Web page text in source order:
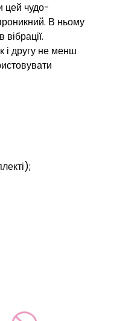
цей чудо-
В ньому
і другу не менш